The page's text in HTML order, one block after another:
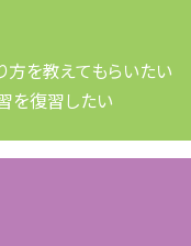
方を教えてもらいたい
を復習したい